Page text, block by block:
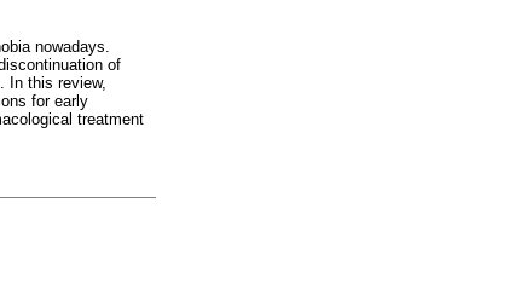
nowadays.
of
In this review,
for early
treatment